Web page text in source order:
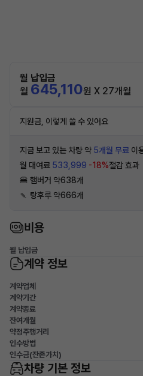
월 납입금
월 645,110원 X 27개월
지원금, 이렇게 쓸 수 있어요
지금 보고 있는 차량 약 5개월 무료 이
월 대여료 533,999 -18%절감 효과
🍔 햄버거 약638개
🍡 탕후루 약666개
비용
월 납입금
계약 정보
계약업체
계약기간
계약종료
잔여개월
약정주행거리
인수방법
인수금(잔존가치)
차량 기본 정보